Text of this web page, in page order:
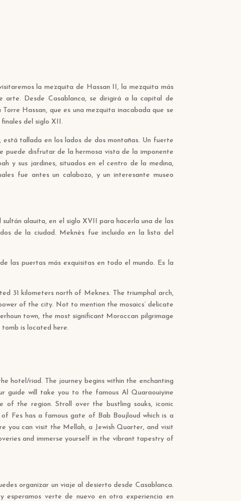
la mezquita de Hassan II, la mezquita más
arte. Desde Casablanca, se dirigirá a la capital de
Hassan, que es una mezquita inacabada que se
del siglo XII.
está tallada en los lados de dos montañas. Un fuerte
puede disfrutar de la hermosa vista de la imponente
y sus jardines, situados en el centro de la medina,
fue antes un calabozo, y un interesante museo
alauita, en el siglo XVII para hacerla una de las
de la ciudad. Meknès fue incluido en la lista del
las puertas más exquisitas en todo el mundo. Es la
31 kilometers north of Meknes. The triumphal arch,
of the city. Not to mention the mosaics’ delicate
town, the most significant Moroccan pilgrimage
is located here.
hotel/riad. The journey begins within the enchanting
guide will take you to the famous Al Quaraouiyine
of the region. Stroll over the bustling souks, iconic
Fes has a famous gate of Bab Boujloud which is a
you can visit the Mellah, a Jewish Quarter, and visit
and immerse yourself in the vibrant tapestry of
organizar un viaje al desierto desde Casablanca.
esperamos verte de nuevo en otra experiencia en